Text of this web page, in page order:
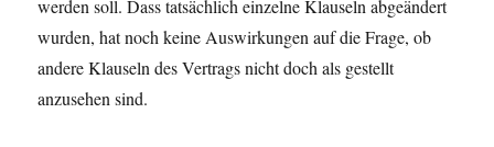
werden soll. Dass tatsächlich einzelne Klauseln abgeändert
wurden, hat noch keine Auswirkungen auf die Frage, ob
andere Klauseln des Vertrags nicht doch als gestellt
anzusehen sind.